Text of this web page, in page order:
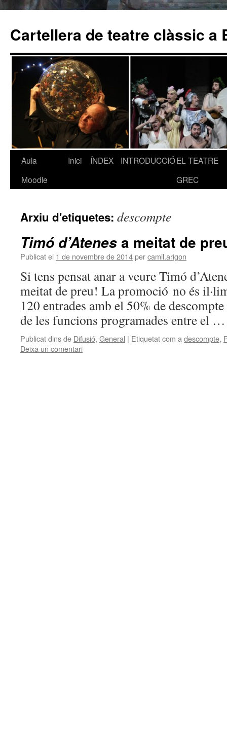
Cartellera de teatre clàssic a
Vés
Aula
Moodle
Inici ÍNDEX INTRODUCCIÓEL TEATRE
GREC
Arxiu d'etiquetes: descompte
Timó d’Atenes a meitat de
Publicat el 1 de novembre de 2014percamil.arigon
Si tens pensat anar a veure Timó
meitat de preu! La promoció no és
120 entrades amb el 50% de
de les funcions programades entre el
Publicat dins de Difusió, General | Etiquetat com a descompte,
Deixa un comentari